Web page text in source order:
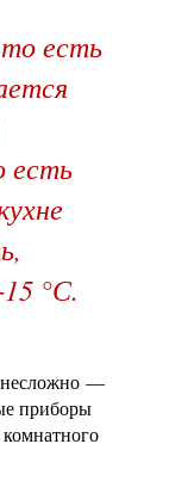
есть
есть
°С.
несложно —
приборы